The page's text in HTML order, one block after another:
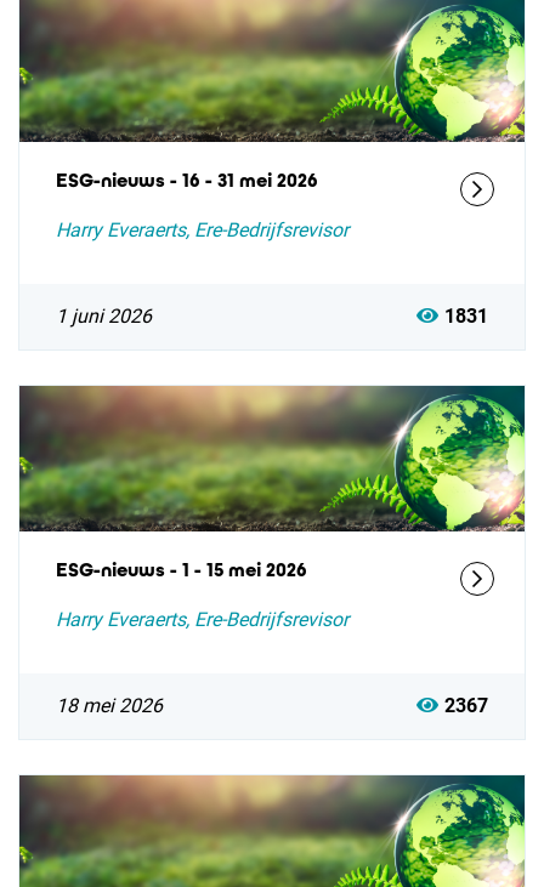
ESG-nieuws - 16 - 31 mei 2026
Harry Everaerts, Ere-Bedrijfsrevisor
1 juni 2026 1831
ESG-nieuws - 1 - 15 mei 2026
Harry Everaerts, Ere-Bedrijfsrevisor
18 mei 2026 2367